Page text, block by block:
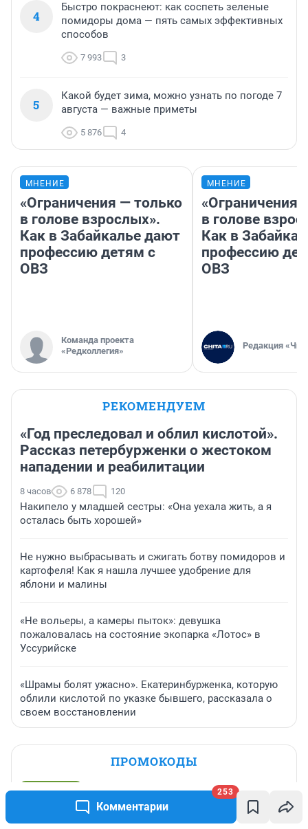
Комментарии
253
4
Быстро покраснеют: как соспеть зеленые
помидоры дома — пять самых эффективных
способов
7 993 3
5
Какой будет зима, можно узнать по погоде 7
августа — важные приметы
5 876 4
МНЕНИЕ
«Ограничения — только
в голове взрослых».
Как в Забайкалье дают
профессию детям с
ОВЗ
Команда проекта
«Редколлегия»
МНЕНИЕ
«Ограничения
в голове
Как в
профессию
ОВЗ
Редакция
РЕКОМЕНДУЕМ
«Год преследовал и облил кислотой».
Рассказ петербурженки о жестоком
нападении и реабилитации
8 часов 6 878 120
Накипело у младшей сестры: «Она уехала жить, а я
осталась быть хорошей»
Не нужно выбрасывать и сжигать ботву помидоров и
картофеля! Как я нашла лучшее удобрение для
яблони и малины
«Не вольеры, а камеры пыток»: девушка
пожаловалась на состояние экопарка «Лотос» в
Уссурийске
«Шрамы болят ужасно». Екатеринбурженка, которую
облили кислотой по указке бывшего, рассказала о
своем восстановлении
ПРОМОКОДЫ
Скидка 10% на все товары
До 31 августа, 2026